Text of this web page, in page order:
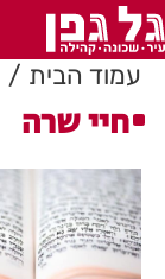
עמוד הבית
חיי שרה